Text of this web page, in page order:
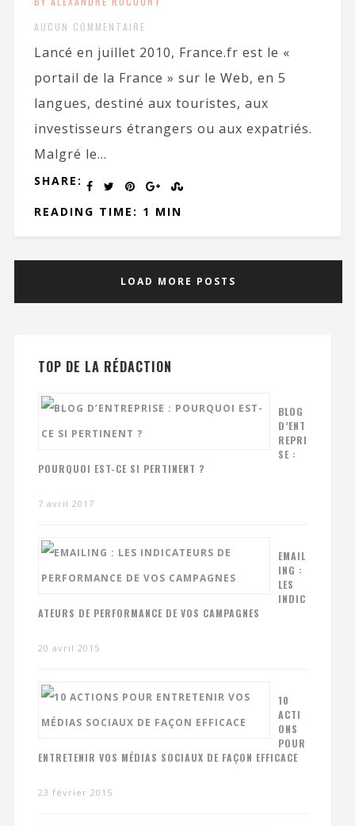
AUCUN COMMENTAIRE
Lancé en juillet 2010, France.fr est le «
portail de la France » sur le Web, en 5
langues, destiné aux touristes, aux
investisseurs étrangers ou aux expatriés.
Malgré le...
SHARE:
READING TIME: 1 MIN
LOAD MORE POSTS
TOP DE LA RÉDACTION
BLOG
D’ENT
REPRI
SE :
POURQUOI EST-CE SI PERTINENT ?
7 avril 2017
EMAIL
ING :
LES
INDIC
ATEURS DE PERFORMANCE DE VOS CAMPAGNES
20 avril 2015
10
ACTI
ONS
POUR
ENTRETENIR VOS MÉDIAS SOCIAUX DE FAÇON EFFICACE
23 février 2015